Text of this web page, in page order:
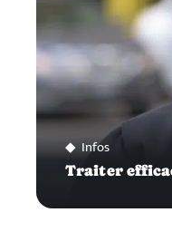
Infos
Traiter